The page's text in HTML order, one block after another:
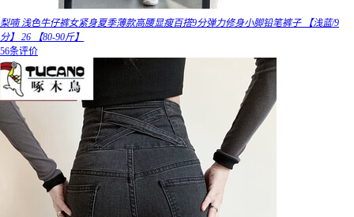
梨喃 浅色牛仔裤女紧身夏季薄款高腰显瘦百搭9分弹力修身小脚铅笔裤子 【浅蓝/9
分】 26 【80-90斤】
56条评价